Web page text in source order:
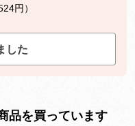
円）
した
品を買っています